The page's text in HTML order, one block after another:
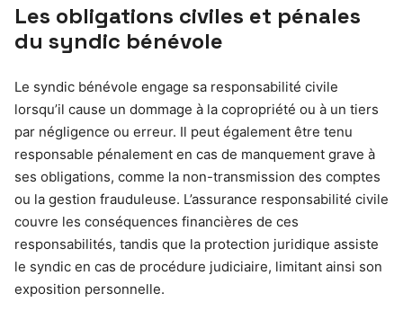
Les obligations civiles et pénales
du syndic bénévole
Le syndic bénévole engage sa responsabilité civile
lorsqu’il cause un dommage à la copropriété ou à un tiers
par négligence ou erreur. Il peut également être tenu
responsable pénalement en cas de manquement grave à
ses obligations, comme la non-transmission des comptes
ou la gestion frauduleuse. L’assurance responsabilité civile
couvre les conséquences financières de ces
responsabilités, tandis que la protection juridique assiste
le syndic en cas de procédure judiciaire, limitant ainsi son
exposition personnelle.